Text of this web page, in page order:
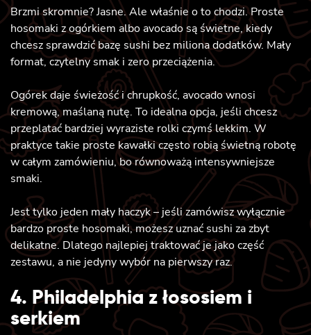
Brzmi skromnie? Jasne. Ale właśnie o to chodzi. Proste
hosomaki z ogórkiem albo avocado są świetne, kiedy
chcesz sprawdzić bazę sushi bez miliona dodatków. Mały
format, czytelny smak i zero przeciążenia.
Ogórek daje świeżość i chrupkość, avocado wnosi
kremową, maślaną nutę. To idealna opcja, jeśli chcesz
przeplatać bardziej wyraziste rolki czymś lekkim. W
praktyce takie proste kawałki często robią świetną robotę
w całym zamówieniu, bo równoważą intensywniejsze
smaki.
Jest tylko jeden mały haczyk – jeśli zamówisz wyłącznie
bardzo proste hosomaki, możesz uznać sushi za zbyt
delikatne. Dlatego najlepiej traktować je jako część
zestawu, a nie jedyny wybór na pierwszy raz.
4. Philadelphia z łososiem i
serkiem